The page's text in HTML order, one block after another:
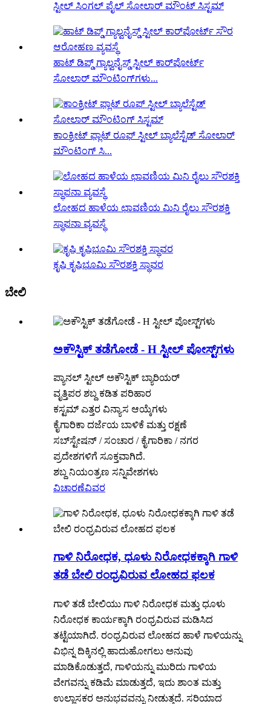
ಸ್ಟೀಲ್ ಸಿಂಗಲ್ ಪೈಲ್ ಸೋಲಾರ್ ಮೌಂಟ್ ಸಿಸ್ಟಮ್
ಹಾಟ್ ಡಿಪ್ಡ್ ಗ್ಯಾಲ್ವನೈಸ್ಡ್ ಸ್ಟೀಲ್ ಕಾರ್‌ಪೋರ್ಟ್
ಸೋಲಾರ್ ಮೌಂಟಿಂಗ್‌ಗಳು...
ಕಾಂಕ್ರೀಟ್ ಫ್ಲಾಟ್ ರೂಫ್ ಸ್ಟೀಲ್ ಬ್ಯಾಲೆಸ್ಟೆಡ್ ಸೋಲಾರ್
ಮೌಂಟಿಂಗ್ ಸಿ...
ಲೋಹದ ಹಾಳೆಯ ಛಾವಣಿಯ ಮಿನಿ ರೈಲು ಸೌರಶಕ್ತಿ
ಸ್ಥಾಪನಾ ವ್ಯವಸ್ಥೆ
ಕೃಷಿ ಕೃಷಿಭೂಮಿ ಸೌರಶಕ್ತಿ ಸ್ಥಾವರ
ಬೇಲಿ
ಅಕೌಸ್ಟಿಕ್ ತಡೆಗೋಡೆ - H ಸ್ಟೀಲ್ ಪೋಸ್ಟ್‌ಗಳು
ಪ್ಯಾನಲ್ ಸ್ಟೀಲ್ ಅಕೌಸ್ಟಿಕ್ ಬ್ಯಾರಿಯರ್
ವೃತ್ತಿಪರ ಶಬ್ದ ಕಡಿತ ಪರಿಹಾರ
ಕಸ್ಟಮ್ ಎತ್ತರ ವಿನ್ಯಾಸ ಆಯ್ಕೆಗಳು
ಕೈಗಾರಿಕಾ ದರ್ಜೆಯ ಬಾಳಿಕೆ ಮತ್ತು ರಕ್ಷಣೆ
ಸಬ್‌ಸ್ಟೇಷನ್ / ಸಂಚಾರ / ಕೈಗಾರಿಕಾ / ನಗರ
ಪ್ರದೇಶಗಳಿಗೆ ಸೂಕ್ತವಾಗಿದೆ.
ಶಬ್ದ ನಿಯಂತ್ರಣ ಸನ್ನಿವೇಶಗಳು
ವಿಚಾರಣೆವಿವರ
ಗಾಳಿ ನಿರೋಧಕ, ಧೂಳು ನಿರೋಧಕಕ್ಕಾಗಿ ಗಾಳಿ
ತಡೆ ಬೇಲಿ ರಂಧ್ರವಿರುವ ಲೋಹದ ಫಲಕ
ಗಾಳಿ ತಡೆ ಬೇಲಿಯು ಗಾಳಿ ನಿರೋಧಕ ಮತ್ತು ಧೂಳು
ನಿರೋಧಕ ಕಾರ್ಯಕ್ಕಾಗಿ ರಂಧ್ರವಿರುವ ಮಡಿಸಿದ
ತಟ್ಟೆಯಾಗಿದೆ. ರಂಧ್ರವಿರುವ ಲೋಹದ ಹಾಳೆ ಗಾಳಿಯನ್ನು
ವಿಭಿನ್ನ ದಿಕ್ಕಿನಲ್ಲಿ ಹಾದುಹೋಗಲು ಅನುವು
ಮಾಡಿಕೊಡುತ್ತದೆ, ಗಾಳಿಯನ್ನು ಮುರಿದು ಗಾಳಿಯ
ವೇಗವನ್ನು ಕಡಿಮೆ ಮಾಡುತ್ತದೆ, ಇದು ಶಾಂತ ಮತ್ತು
ಉಲ್ಲಾಸಕರ ಅನುಭವವನ್ನು ನೀಡುತ್ತದೆ. ಸರಿಯಾದ